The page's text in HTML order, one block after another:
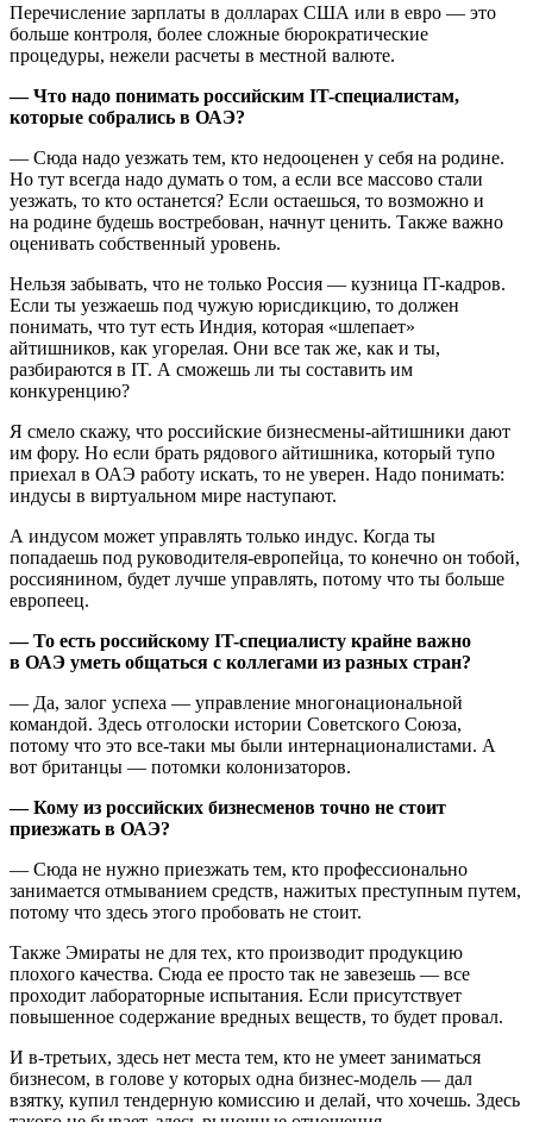
Перечисление зарплаты в долларах США или в евро — это
больше контроля, более сложные бюрократические
процедуры, нежели расчеты в местной валюте.
— Что надо понимать российским IT-специалистам,
которые собрались в ОАЭ?
— Сюда надо уезжать тем, кто недооценен у себя на родине.
Но тут всегда надо думать о том, а если все массово стали
уезжать, то кто останется? Если остаешься, то возможно и
на родине будешь востребован, начнут ценить. Также важно
оценивать собственный уровень.
Нельзя забывать, что не только Россия — кузница IT-кадров.
Если ты уезжаешь под чужую юрисдикцию, то должен
понимать, что тут есть Индия, которая «шлепает»
айтишников, как угорелая. Они все так же, как и ты,
разбираются в IT. А сможешь ли ты составить им
конкуренцию?
Я смело скажу, что российские бизнесмены-айтишники дают
им фору. Но если брать рядового айтишника, который тупо
приехал в ОАЭ работу искать, то не уверен. Надо понимать:
индусы в виртуальном мире наступают.
А индусом может управлять только индус. Когда ты
попадаешь под руководителя-европейца, то конечно он тобой,
россиянином, будет лучше управлять, потому что ты больше
европеец.
— То есть российскому IT-специалисту крайне важно
в ОАЭ уметь общаться с коллегами из разных стран?
— Да, залог успеха — управление многонациональной
командой. Здесь отголоски истории Советского Союза,
потому что это все-таки мы были интернационалистами. А
вот британцы — потомки колонизаторов.
— Кому из российских бизнесменов точно не стоит
приезжать в ОАЭ?
— Сюда не нужно приезжать тем, кто профессионально
занимается отмыванием средств, нажитых преступным путем,
потому что здесь этого пробовать не стоит.
Также Эмираты не для тех, кто производит продукцию
плохого качества. Сюда ее просто так не завезешь — все
проходит лабораторные испытания. Если присутствует
повышенное содержание вредных веществ, то будет провал.
И в-третьих, здесь нет места тем, кто не умеет заниматься
бизнесом, в голове у которых одна бизнес-модель — дал
взятку, купил тендерную комиссию и делай, что хочешь. Здесь